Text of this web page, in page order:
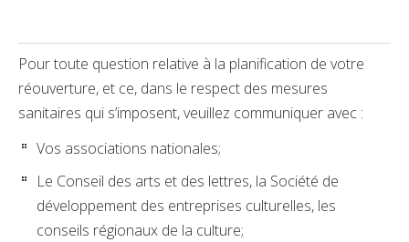
Pour toute question relative à la planification de votre
réouverture, et ce, dans le respect des mesures
sanitaires qui s’imposent, veuillez communiquer avec :
Vos associations nationales;
Le Conseil des arts et des lettres, la Société de
développement des entreprises culturelles, les
conseils régionaux de la culture;